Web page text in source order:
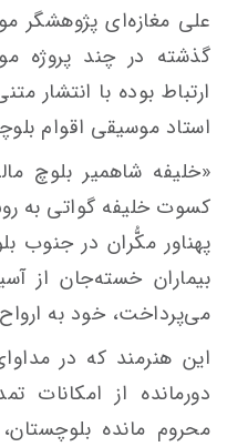
علی مغازه‌ای
گذشته در چند پروژه
ارتباط بوده با انتشار
استاد موسیقی اقوام
«خلیفه شاهمیر بلوچ
کسوت خلیفه گواتی به
پهناور مکُّران در جنوب
بیماران خسته‌جان از
می‌پرداخت، خود به
این هنرمند که در
دورمانده از
محروم مانده